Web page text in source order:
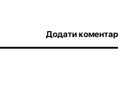
Додати коментар